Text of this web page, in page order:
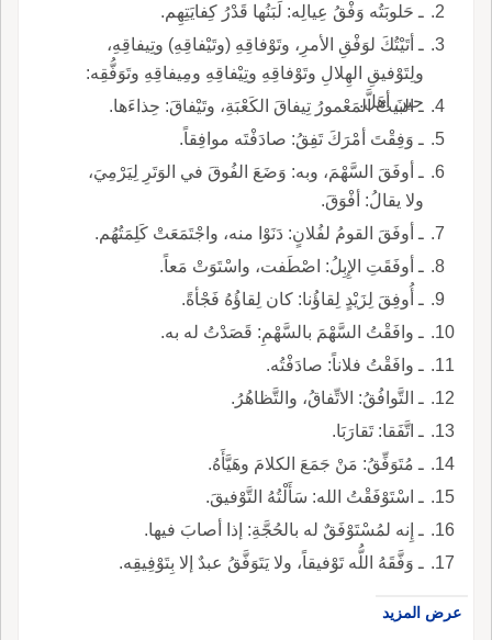
ـ حَلوبَتُه وَفْقُ عِيالِه: لَبَنُها قَدْرُ كِفايَتِهِم.
ـ أتَيْتُكَ لوَفْقِ الأمرِ، وتَوْفاقِهِ (وتَيْفاقِهِ) وتِيفاقِهِ،
ولِتَوْفيقِ الهِلالِ وتَوْفاقِهِ وتِيْفاقِهِ ومِيفاقِهِ وتَوَفُّقِه:
حينَ أهَلَّ.
ـ البيتُ المَعْمورُ تِيفاقَ الكَعْبَةِ، وتَيْفاقَ: حِذاءَها.
ـ وَفِقْتَ أمْرَكَ تَفِقُ: صادَفْتَه موافِقاً.
ـ أوفَقَ السَّهْمَ، وبه: وَضَعَ الفُوقَ في الوَتَرِ لِيَرْمِيَ،
ولا يقالُ: أفْوَقَ.
ـ أوفَقَ القومُ لفُلانٍ: دَنَوْا منه، واجْتَمَعَتْ كَلِمَتُهُم.
ـ أوفَقَتِ الإِبِلُ: اصْطَفت، واسْتَوَتْ مَعاً.
ـ أُوفِقَ لِزَيْدٍ لِقاؤُنا: كان لِقاؤُهُ فَجْأةً.
ـ وافَقْتُ السَّهْمَ بالسَّهْمِ: قَصَدْتُ له به.
ـ وافَقْتُ فلاناً: صادَفْتُه.
ـ التَّوافُقُ: الاتِّفاقُ، والتَّظاهُرُ.
ـ اتَّفَقا: تَقارَبَا.
ـ مُتَوَفِّقُ: مَنْ جَمَعَ الكلامَ وهَيَّأَهُ.
ـ اسْتَوْفَقْتُ الله: سَأَلْتُهُ التَّوْفيقَ.
ـ إِنه لمُسْتَوْفَقٌ له بالحُجَّةِ: إذا أصابَ فيها.
ـ وَفَّقَهُ اللُّه تَوْفيقاً، ولا يَتَوَفَّقُ عبدٌ إلا بِتَوْفِيقِه.
عرض المزيد